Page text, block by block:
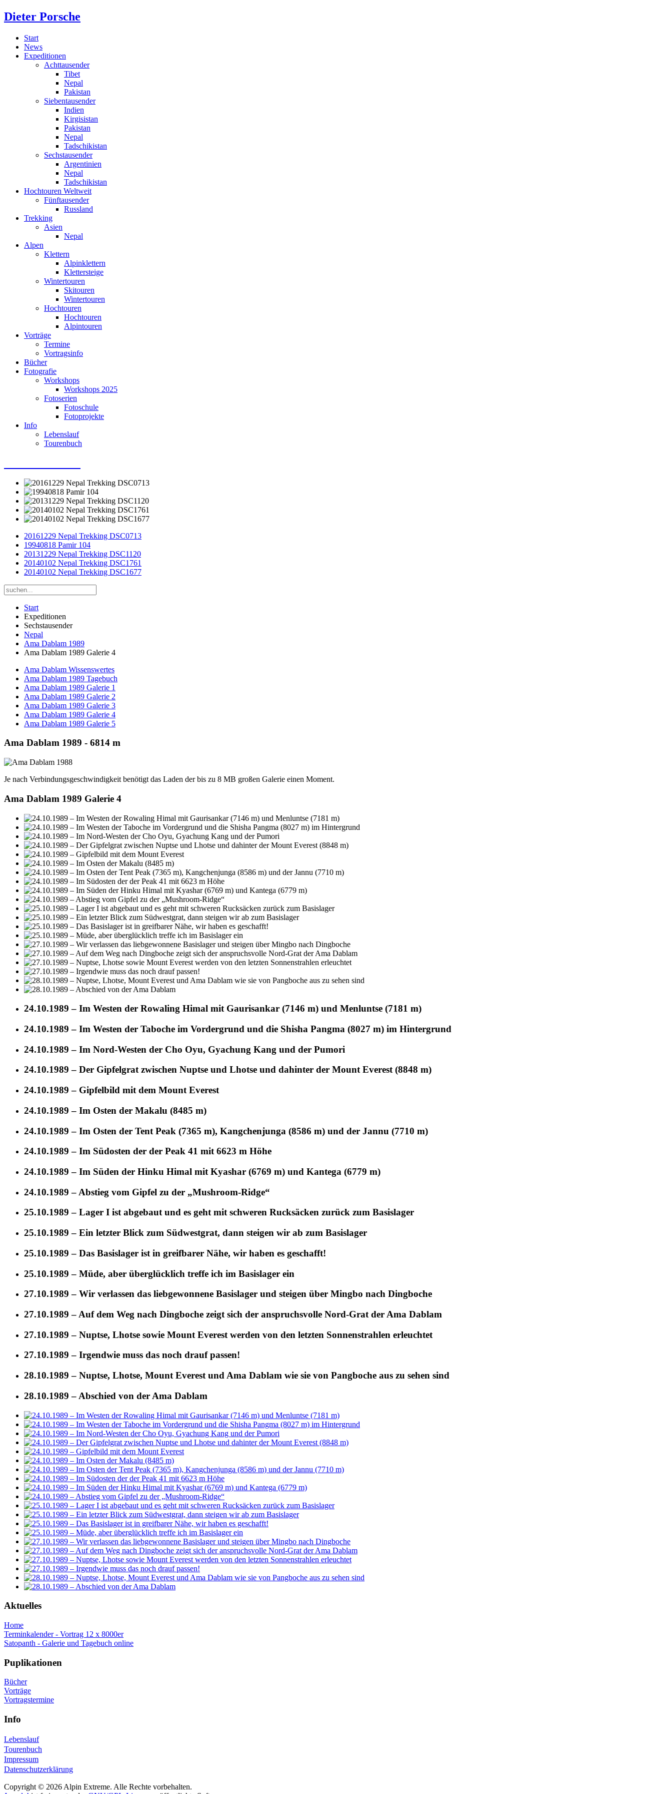
Dieter Porsche
Start
News
Expeditionen
Achttausender
Tibet
Nepal
Pakistan
Siebentausender
Indien
Kirgisistan
Pakistan
Nepal
Tadschikistan
Sechstausender
Argentinien
Nepal
Tadschikistan
Hochtouren Weltweit
Fünftausender
Russland
Trekking
Asien
Nepal
Alpen
Klettern
Alpinklettern
Klettersteige
Wintertouren
Skitouren
Wintertouren
Hochtouren
Hochtouren
Alpintouren
Vorträge
Termine
Vortragsinfo
Bücher
Fotografie
Workshops
Workshops 2025
Fotoserien
Fotoschule
Fotoprojekte
Info
Lebenslauf
Tourenbuch
20161229 Nepal Trekking DSC0713
19940818 Pamir 104
20131229 Nepal Trekking DSC1120
20140102 Nepal Trekking DSC1761
20140102 Nepal Trekking DSC1677
Start
Expeditionen
Sechstausender
Nepal
Ama Dablam 1989
Ama Dablam 1989 Galerie 4
Ama Dablam Wissenswertes
Ama Dablam 1989 Tagebuch
Ama Dablam 1989 Galerie 1
Ama Dablam 1989 Galerie 2
Ama Dablam 1989 Galerie 3
Ama Dablam 1989 Galerie 4
Ama Dablam 1989 Galerie 5
Ama Dablam 1989 - 6814 m
Je nach Verbindungsgeschwindigkeit benötigt das Laden der bis zu 8 MB großen Galerie einen Moment.
Ama Dablam 1989 Galerie 4
24.10.1989 – Im Westen der Rowaling Himal mit Gaurisankar (7146 m) und Menluntse (7181 m)
24.10.1989 – Im Westen der Taboche im Vordergrund und die Shisha Pangma (8027 m) im Hintergrund
24.10.1989 – Im Nord-Westen der Cho Oyu, Gyachung Kang und der Pumori
24.10.1989 – Der Gipfelgrat zwischen Nuptse und Lhotse und dahinter der Mount Everest (8848 m)
24.10.1989 – Gipfelbild mit dem Mount Everest
24.10.1989 – Im Osten der Makalu (8485 m)
24.10.1989 – Im Osten der Tent Peak (7365 m), Kangchenjunga (8586 m) und der Jannu (7710 m)
24.10.1989 – Im Südosten der der Peak 41 mit 6623 m Höhe
24.10.1989 – Im Süden der Hinku Himal mit Kyashar (6769 m) und Kantega (6779 m)
24.10.1989 – Abstieg vom Gipfel zu der „Mushroom-Ridge“
25.10.1989 – Lager I ist abgebaut und es geht mit schweren Rucksäcken zurück zum Basislager
25.10.1989 – Ein letzter Blick zum Südwestgrat, dann steigen wir ab zum Basislager
25.10.1989 – Das Basislager ist in greifbarer Nähe, wir haben es geschafft!
25.10.1989 – Müde, aber überglücklich treffe ich im Basislager ein
27.10.1989 – Wir verlassen das liebgewonnene Basislager und steigen über Mingbo nach Dingboche
27.10.1989 – Auf dem Weg nach Dingboche zeigt sich der anspruchsvolle Nord-Grat der Ama Dablam
27.10.1989 – Nuptse, Lhotse sowie Mount Everest werden von den letzten Sonnenstrahlen erleuchtet
27.10.1989 – Irgendwie muss das noch drauf passen!
28.10.1989 – Nuptse, Lhotse, Mount Everest und Ama Dablam wie sie von Pangboche aus zu sehen sind
28.10.1989 – Abschied von der Ama Dablam
Aktuelles
Home
Terminkalender - Vortrag 12 x 8000er
Satopanth - Galerie und Tagebuch online
Puplikationen
Bücher
Vorträge
Vortragstermine
Info
Lebenslauf
Tourenbuch
Impressum
Datenschutzerklärung
Copyright © 2026 Alpin Extreme. Alle Rechte vorbehalten.